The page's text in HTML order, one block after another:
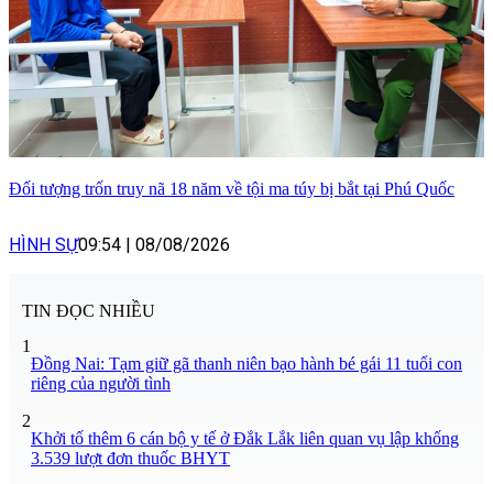
Đối tượng trốn truy nã 18 năm về tội ma túy bị bắt tại Phú Quốc
HÌNH SỰ09:54 08/08/2026
TIN ĐỌC NHIỀU
1
Đồng Nai: Tạm giữ gã thanh niên bạo hành bé gái 11 tuổi con
riêng của người tình
2
Khởi tố thêm 6 cán bộ y tế ở Đắk Lắk liên quan vụ lập khống
3.539 lượt đơn thuốc BHYT